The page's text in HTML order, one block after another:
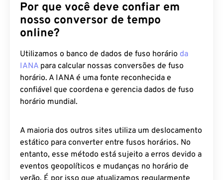
Por que você deve confiar em
nosso conversor de tempo
online?
Utilizamos o banco de dados de fuso horário da
IANA para calcular nossas conversões de fuso
horário. A IANA é uma fonte reconhecida e
confiável que coordena e gerencia dados de fuso
horário mundial.
A maioria dos outros sites utiliza um deslocamento
estático para converter entre fusos horários. No
entanto, esse método está sujeito a erros devido a
eventos geopolíticos e mudanças no horário de